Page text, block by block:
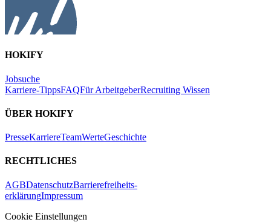
HOKIFY
Jobsuche
Karriere-TippsFAQFür ArbeitgeberRecruiting Wissen
ÜBER HOKIFY
PresseKarriereTeamWerteGeschichte
RECHTLICHES
AGBDatenschutzBarrierefreiheits-
erklärungImpressum
Cookie Einstellungen